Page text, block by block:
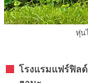
หุ่น
โรงแรมแฟร์ฟิล